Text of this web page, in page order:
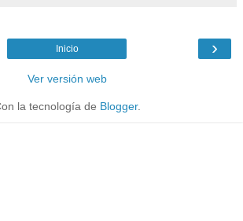
›
Inicio
Ver versión web
la tecnología de Blogger.